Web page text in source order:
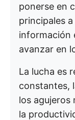
ponerse en
principales
información
avanzar en
La lucha es
constantes,
los agujeros
la